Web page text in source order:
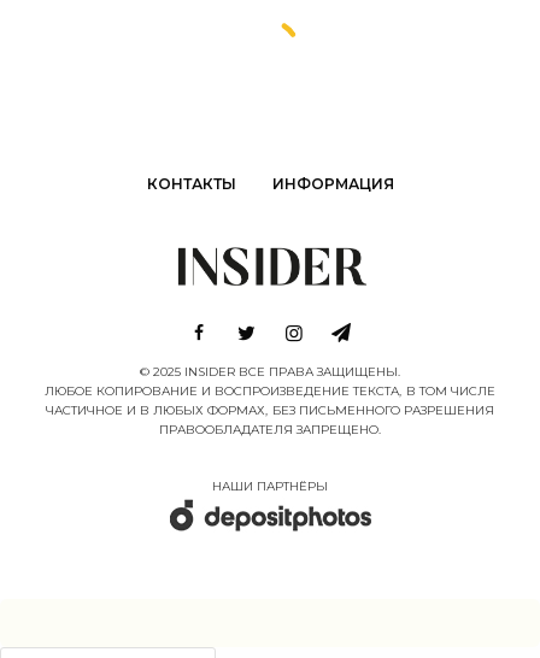
КОНТАКТЫ ИНФОРМАЦИЯ
© 2025 INSIDER ВСЕ ПРАВА ЗАЩИЩЕНЫ.
ЛЮБОЕ КОПИРОВАНИЕ И ВОСПРОИЗВЕДЕНИЕ ТЕКСТА, В ТОМ ЧИСЛЕ
ЧАСТИЧНОЕ И В ЛЮБЫХ ФОРМАХ, БЕЗ ПИСЬМЕННОГО РАЗРЕШЕНИЯ
ПРАВООБЛАДАТЕЛЯ ЗАПРЕЩЕНО.
НАШИ ПАРТНËРЫ